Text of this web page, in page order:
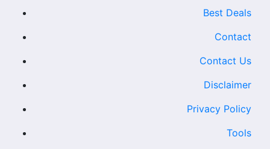
Best Deals
Contact
Contact Us
Disclaimer
Privacy Policy
Tools